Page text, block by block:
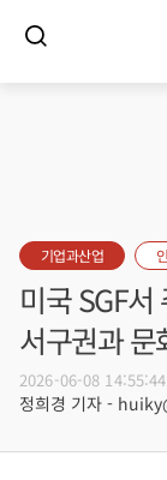
기업과산업
미국 SGF서
서구권과 문
2026-06-08 14:55:44
정희경 기자 -